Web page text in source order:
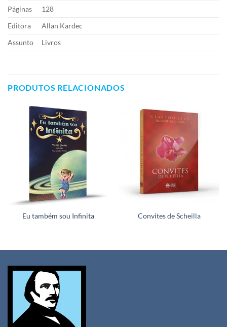
Páginas
128
Editora
Allan Kardec
Assunto
Livros
PRODUTOS RELACIONADOS
Eu também sou Infinita Convites de Scheilla